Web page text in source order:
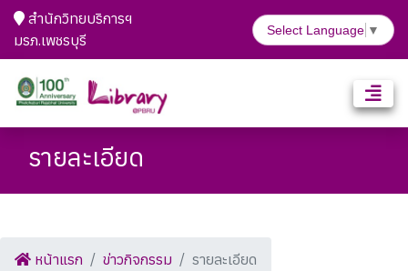
สำนักวิทยบริการฯ
มรภ.เพชรบุรี
Select Language ▼
รายละเอียด
หน้าแรก ข่าวกิจกรรม รายละเอียด